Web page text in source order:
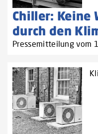
Chiller: Keine
durch den
Pressemitteilung vom